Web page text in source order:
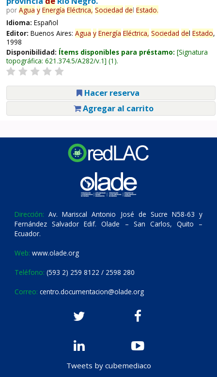
por Agua y Energía Eléctrica, Sociedad del Estado.
Idioma: Español
Editor: Buenos Aires: Agua y Energía Eléctrica, Sociedad del Estado,
1998
Disponibilidad: Ítems disponibles para préstamo: Signatura
topográfica: 621.374.5/A282/v.1 (1).
Hacer reserva
Agregar al carrito
Dirección: Av. Mariscal Antonio José de Sucre N58-63 y
Fernández Salvador Edif. Olade – San Carlos, Quito –
Ecuador.
Web: www.olade.org
Teléfono: (593 2) 259 8122 / 2598 280
Correo: centro.documentacion@olade.org
Tweets by cubemediaco